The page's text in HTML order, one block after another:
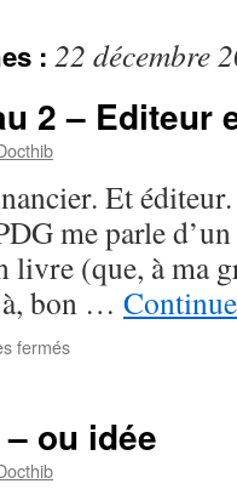
: 22 décembre
2 – Editeur
Et
me parle
livre (que, à ma
bon …
ferméssur
2
ou idée